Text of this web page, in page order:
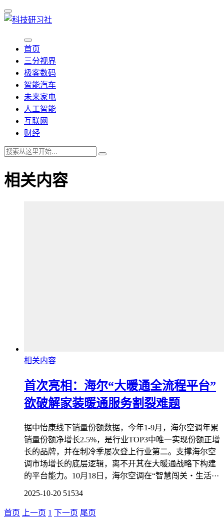
首页
三分视界
极客数码
智能汽车
未来家电
人工智能
互联网
财经
相关内容
相关内容
首次亮相：海尔“大暖通全流程平台”
欲破解家装暖通服务割裂难题
据中怡康线下销量份额数据，今年1-9月，海尔空调年累
销量份额净增长2.5%，是行业TOP3中唯一实现份额正增
长的品牌，并在制冷季屡次登上行业第二。支撑海尔空
调市场增长的底层逻辑，离不开其在大暖通战略下构建
的平台能力。10月18日，海尔空调在“智慧闯关・生活···
2025-10-20 51534
首页 上一页 1 下一页 尾页